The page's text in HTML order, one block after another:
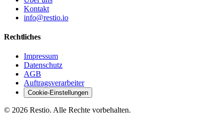
Kontakt
info@restio.io
Rechtliches
Impressum
Datenschutz
AGB
Auftragsverarbeiter
Cookie-Einstellungen
© 2026 Restio. Alle Rechte vorbehalten.